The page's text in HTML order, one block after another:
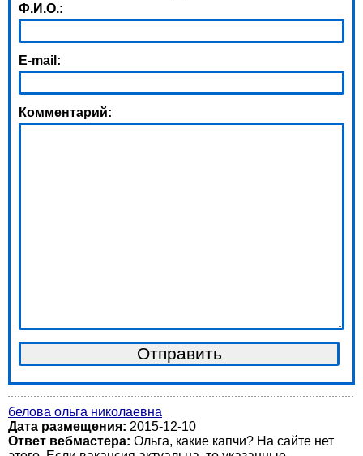
Ф.И.О.:
E-mail:
Комментарий:
белова ольга николаевна
Дата размещения: 2015-12-10
Ответ вебмастера: Ольга, какие капчи? На сайте нет